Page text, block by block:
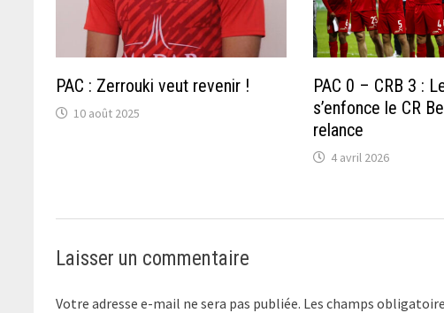
PAC : Zerrouki veut revenir !
10 août 2025
PAC 0 – CRB 3 :
s’enfonce le CR
relance
4 avril 2026
Laisser un commentaire
Votre adresse e-mail ne sera pas publiée. Les champs